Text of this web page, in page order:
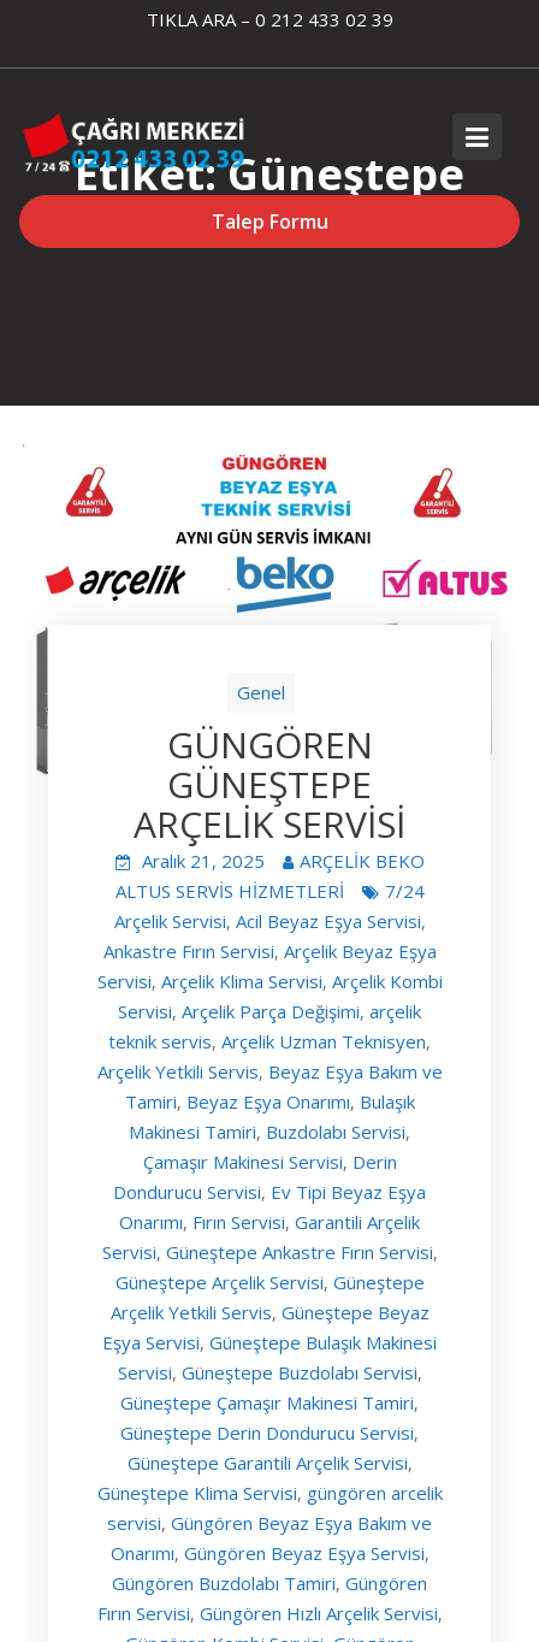
content
TIKLA ARA – 0 212 433 02 39
Talep Formu
Etiket:Güneştepe
Buzdolabı Servisi
Genel
GÜNGÖREN
GÜNEŞTEPE
ARÇELİK SERVİSİ
Aralık 21, 2025
ARÇELİK BEKO
ALTUS SERVİS HİZMETLERİ
7/24
Arçelik Servisi, Acil Beyaz Eşya Servisi,
Ankastre Fırın Servisi, Arçelik Beyaz Eşya
Servisi, Arçelik Klima Servisi, Arçelik Kombi
Servisi, Arçelik Parça Değişimi, arçelik
teknik servis, Arçelik Uzman Teknisyen,
Arçelik Yetkili Servis, Beyaz Eşya Bakım ve
Tamiri, Beyaz Eşya Onarımı, Bulaşık
Makinesi Tamiri, Buzdolabı Servisi,
Çamaşır Makinesi Servisi, Derin
Dondurucu Servisi, Ev Tipi Beyaz Eşya
Onarımı, Fırın Servisi, Garantili Arçelik
Servisi, Güneştepe Ankastre Fırın Servisi,
Güneştepe Arçelik Servisi, Güneştepe
Arçelik Yetkili Servis, Güneştepe Beyaz
Eşya Servisi, Güneştepe Bulaşık Makinesi
Servisi, Güneştepe Buzdolabı Servisi,
Güneştepe Çamaşır Makinesi Tamiri,
Güneştepe Derin Dondurucu Servisi,
Güneştepe Garantili Arçelik Servisi,
Güneştepe Klima Servisi, güngören arcelik
servisi, Güngören Beyaz Eşya Bakım ve
Onarımı, Güngören Beyaz Eşya Servisi,
Güngören Buzdolabı Tamiri, Güngören
Fırın Servisi, Güngören Hızlı Arçelik Servisi,